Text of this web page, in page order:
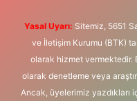
Yasal Uyarı: Sitemiz, 5651
ve İletişim Kurumu (BTK)
olarak hizmet vermektedir.
olarak denetleme veya
Ancak, üyelerimiz yazdıkları